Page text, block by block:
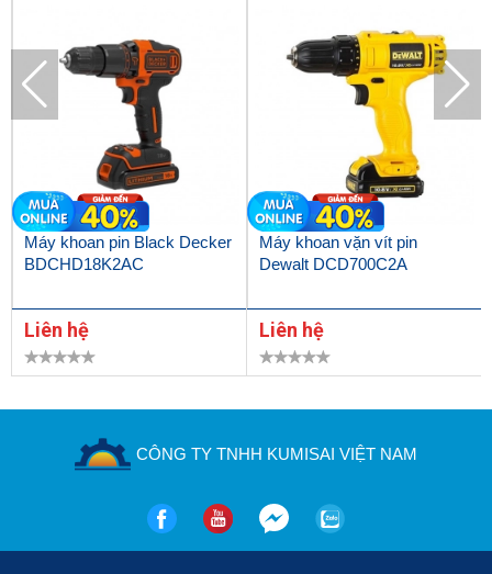
Máy khoan pin Black Decker
BDCHD18K2AC
Liên hệ
Máy khoan vặn vít pin
Dewalt DCD700C2A
Liên hệ
CÔNG TY TNHH KUMISAI VIỆT NAM